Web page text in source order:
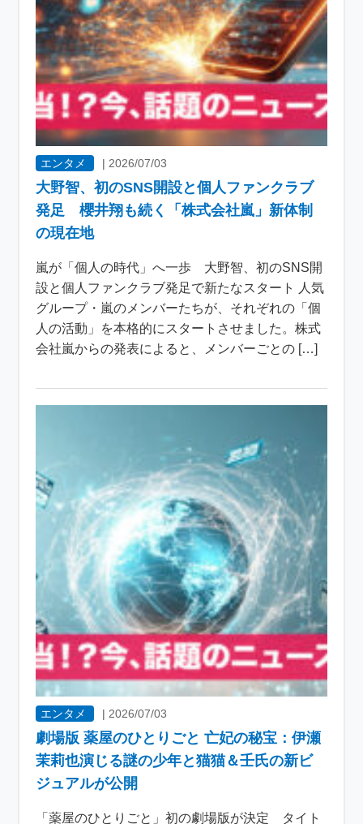
エンタメ | 2026/07/03
大野智、初のSNS開設と個人ファンクラブ
発足 櫻井翔も続く「株式会社嵐」新体制
の現在地
嵐が「個人の時代」へ一歩 大野智、初のSNS開
設と個人ファンクラブ発足で新たなスタート 人気
グループ・嵐のメンバーたちが、それぞれの「個
人の活動」を本格的にスタートさせました。株式
会社嵐からの発表によると、メンバーごとの […]
エンタメ | 2026/07/03
劇場版 薬屋のひとりごと 亡妃の秘宝：伊瀬
茉莉也演じる謎の少年と猫猫＆壬氏の新ビ
ジュアルが公開
「薬屋のひとりごと」初の劇場版が決定 タイト